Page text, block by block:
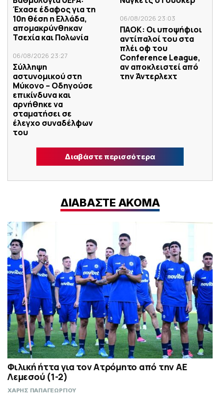
Έχασε έδαφος για τη
10η θέση η Ελλάδα,
απομακρύνθηκαν
Τσεχία και Πολωνία
06/08/2026 23:27
Σύλληψη
αστυνομικού στη
Μύκονο – Οδηγούσε
επικίνδυνα και
αρνήθηκε να
σταματήσει σε
έλεγχο συναδέλφων
του
06/08/2026 23:03
ΠΑΟΚ: Οι υποψήφιοι
αντίπαλοί του στα
πλέι οφ του
Conference League,
αν αποκλειστεί από
την Άντερλεχτ
Διαβάστε περισσότερα
ΔΙΑΒΑΣΤΕ ΑΚΟΜΑ
Φιλική ήττα για τον Ατρόμητο από την ΑΕ
Λεμεσού (1-2)
ΧΑΡΗΣ ΠΑΠΑΓΕΩΡΓΙΟΥ